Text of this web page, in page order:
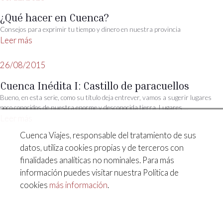
¿Qué hacer en Cuenca?
Consejos para exprimir tu tiempo y dinero en nuestra provincia
Leer más
26/08/2015
Cuenca Inédita I: Castillo de paracuellos
Bueno, en esta serie, como su título deja entrever, vamos a sugerir lugares
poco conocidos de nuestra enorme y desconocida tierra. Lugares,...
Patrimonio de la humanidad
Le surmergimos en la esencia de esta ciudad histórica.
Cuenca Viajes, responsable del tratamiento de sus
datos, utiliza cookies propias y de terceros con
finalidades analíticas no nominales. Para más
información puedes visitar nuestra Política de
cookies más información.